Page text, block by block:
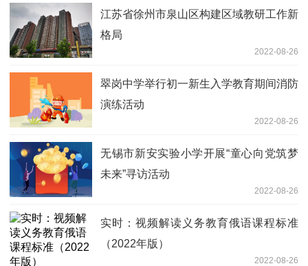
江苏省徐州市泉山区构建区域教研工作新
格局
2022-08-26
翠岗中学举行初一新生入学教育期间消防
演练活动
2022-08-26
无锡市新安实验小学开展“童心向党筑梦
未来”寻访活动
2022-08-26
实时：视频解读义务教育俄语课程标准
（2022年版）
2022-08-26